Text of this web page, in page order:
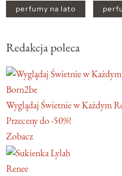
perfumy na lato
Redakcja poleca
Born2be
Wyglądaj Świetnie w Każdym
Przeceny do -50%!
Zobacz
Renee